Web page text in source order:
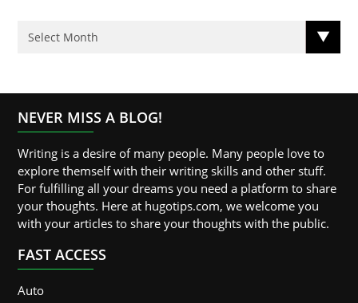
NEVER MISS A BLOG!
Writing is a desire of many people. Many people love to
explore themself with their writing skills and other stuff.
For fulfilling all your dreams you need a platform to share
your thoughts. Here at hugotips.com, we welcome you
with your articles to share your thoughts with the public.
FAST ACCESS
Auto